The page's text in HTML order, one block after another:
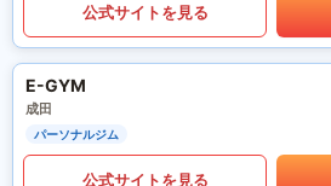
公式サイトを見る
E-GYM
成田
パーソナルジム
公式サイトを見る